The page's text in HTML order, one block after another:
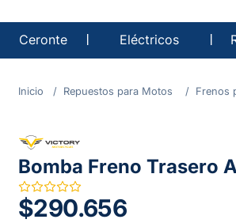
Ceronte Eléctricos
Repuestos para Motos Frenos
Bomba Freno Trasero
$290.656